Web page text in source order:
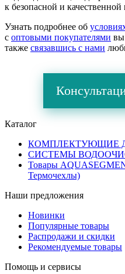
к безопасной и качественной
Узнать подробнее об
с оптовыми покупателями вы
также связавшись с нами
Каталог
КОМПЛЕКТУЮЩИЕ
СИСТЕМЫ
Товары
Термочехлы)
Наши предложения
Новинки
Популярные товары
Распродажи и скидки
Рекомендуемые товары
Помощь и сервисы